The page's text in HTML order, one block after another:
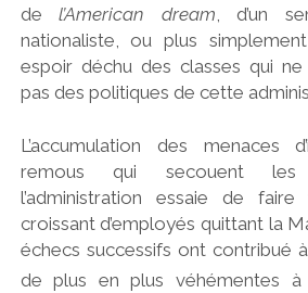
del’American dream , d’un
nationaliste, ou plus
espoir déchu des classes qui
pas des politiques de cette
L’accumulation des menaces
remous qui secouent les
l’administration essaie de
croissant d’employés quittant la
échecs successifs ont contribué
de plus en plus véhémentes à